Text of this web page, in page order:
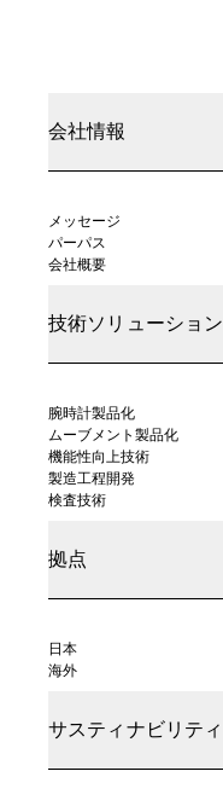
会社情報
メッセージ
パーパス
会社概要
技術ソリューション
腕時計製品化
ムーブメント製品化
機能性向上技術
製造工程開発
検査技術
拠点
日本
海外
サスティナビリティ